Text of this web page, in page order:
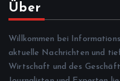
Über
Willkommen bei
aktuelle Nachrichten und
Wirtschaft und des